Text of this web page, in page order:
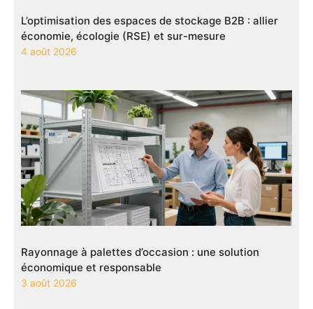
L’optimisation des espaces de stockage B2B : allier
économie, écologie (RSE) et sur-mesure
4 août 2026
Rayonnage à palettes d’occasion : une solution
économique et responsable
3 août 2026